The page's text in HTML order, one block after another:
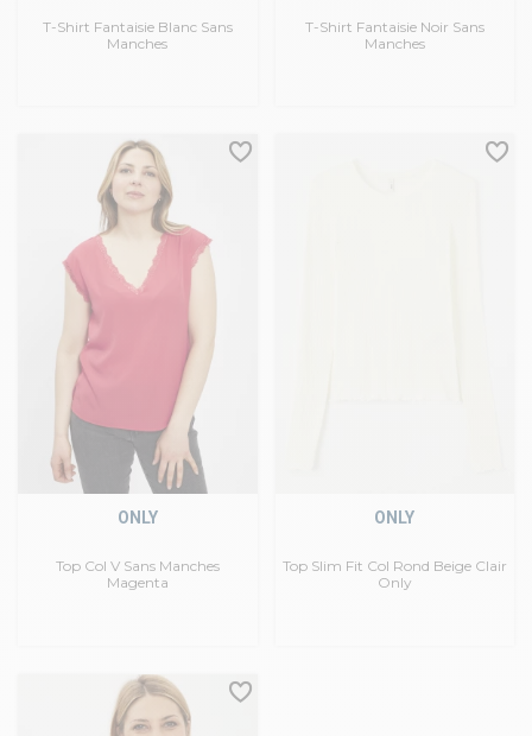
T-Shirt Fantaisie Blanc Sans
Manches
T-Shirt Fantaisie Noir Sans
Manches
Top Col V Sans Manches
Magenta
ONLY
Top Slim Fit Col Rond Beige Clair
Only
ONLY